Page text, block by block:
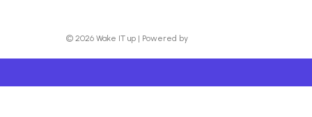
© 2026 Wake IT up | Powered by